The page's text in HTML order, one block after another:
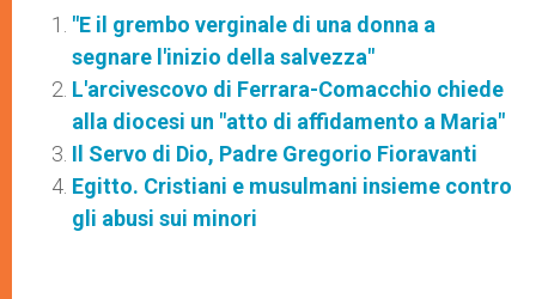
"E il grembo verginale di una donna a
segnare l'inizio della salvezza"
L'arcivescovo di Ferrara-Comacchio chiede
alla diocesi un "atto di affidamento a Maria"
Il Servo di Dio, Padre Gregorio Fioravanti
Egitto. Cristiani e musulmani insieme contro
gli abusi sui minori